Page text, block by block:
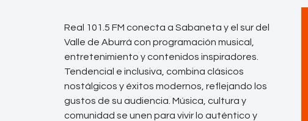
Real 101.5 FM conecta a Sabaneta y el sur del
Valle de Aburrá con programación musical,
entretenimiento y contenidos inspiradores.
Tendencial e inclusiva, combina clásicos
nostálgicos y éxitos modernos, reflejando los
gustos de su audiencia. Música, cultura y
comunidad se unen para vivir lo auténtico y